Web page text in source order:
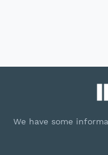
Bosscha
We have some